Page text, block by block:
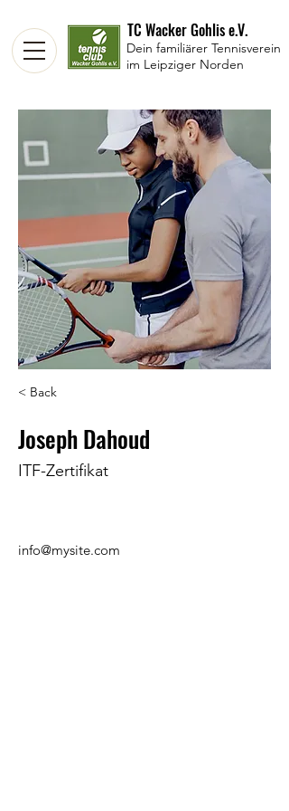
TC Wacker Gohlis e.V.
Dein familiärer Tennisverein
im Leipziger Norden
< Back
Joseph Dahoud
ITF-Zertifikat
info@mysite.com